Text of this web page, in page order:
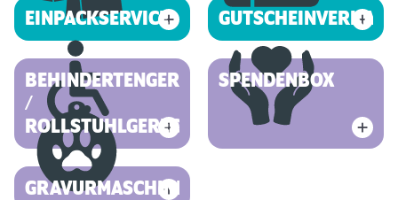
EINPACKSERVICE GUTSCHEINVERKAUF
BEHINDERTENGERECHT
/
ROLLSTUHLGERECHT
SPENDENBOX
GRAVURMASCHINE